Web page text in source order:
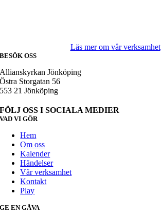
Läs mer om vår verksamhet
BESÖK OSS
Allianskyrkan Jönköping
Östra Storgatan 56
553 21 Jönköping
FÖLJ OSS I SOCIALA MEDIER
VAD VI GÖR
Hem
Om oss
Kalender
Händelser
Vår verksamhet
Kontakt
Play
GE EN GÅVA